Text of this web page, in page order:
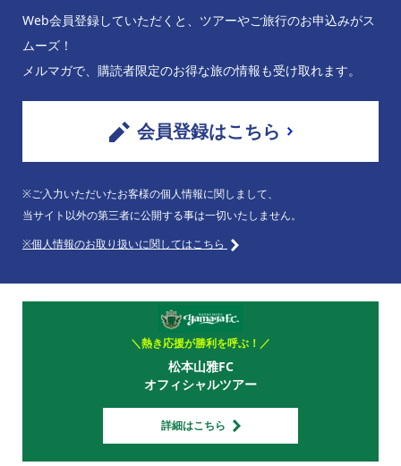
Web会員登録していただくと、ツアーやご旅行のお申込みがス
ムーズ！
メルマガで、購読者限定のお得な旅の情報も受け取れます。
会員登録はこちら
※ご入力いただいたお客様の個人情報に関しまして、
当サイト以外の第三者に公開する事は一切いたしません。
※個人情報のお取り扱いに関してはこちら
＼熱き応援が勝利を呼ぶ！／
松本山雅FC
オフィシャルツアー
詳細はこちら